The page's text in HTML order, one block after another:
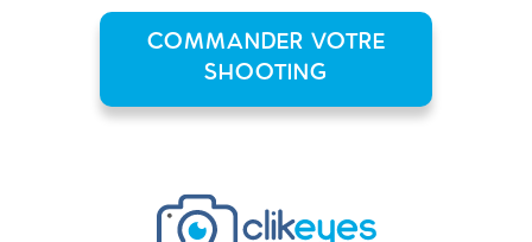
COMMANDER VOTRE
SHOOTING